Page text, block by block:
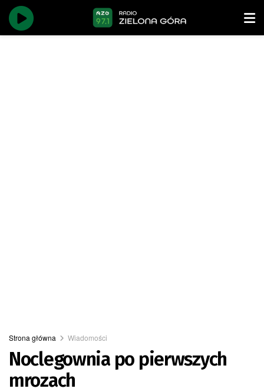
Strona główna Wiadomości
Noclegownia po pierwszych
mrozach